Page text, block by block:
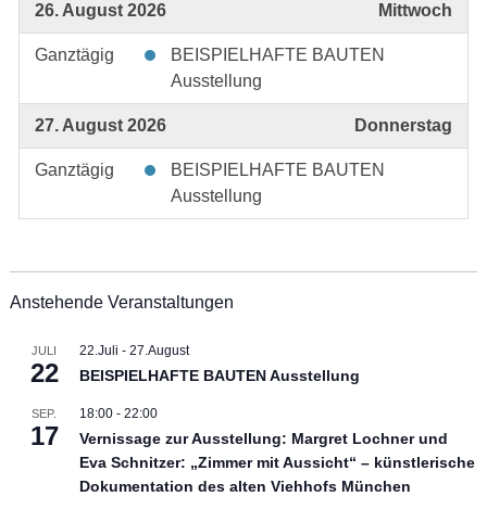
26. August 2026 Mittwoch
Ganztägig
BEISPIELHAFTE BAUTEN
Ausstellung
27. August 2026 Donnerstag
Ganztägig
BEISPIELHAFTE BAUTEN
Ausstellung
Anstehende Veranstaltungen
JULI
22
22.Juli - 27.August
BEISPIELHAFTE BAUTEN Ausstellung
SEP.
17
18:00- 22:00
Vernissage zur Ausstellung: Margret Lochner und
Eva Schnitzer: „Zimmer mit Aussicht“ – künstlerische
Dokumentation des alten Viehhofs München